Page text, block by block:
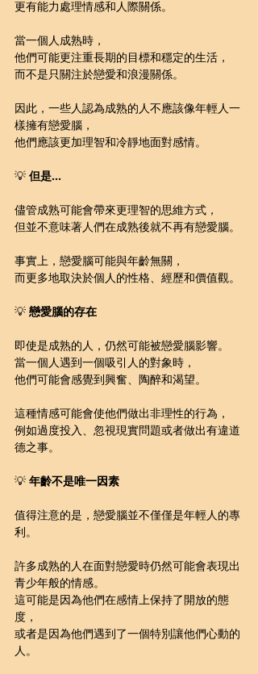
更有能力處理情感和人際關係。
當一個人成熟時，
他們可能更注重長期的目標和穩定的生活，
而不是只關注於戀愛和浪漫關係。
因此，一些人認為成熟的人不應該像年輕人一
樣擁有戀愛腦，
他們應該更加理智和冷靜地面對感情。
💡 但是...
儘管成熟可能會帶來更理智的思維方式，
但並不意味著人們在成熟後就不再有戀愛腦。
事實上，戀愛腦可能與年齡無關，
而更多地取決於個人的性格、經歷和價值觀。
💡 戀愛腦的存在
即使是成熟的人，仍然可能被戀愛腦影響。
當一個人遇到一個吸引人的對象時，
他們可能會感覺到興奮、陶醉和渴望。
這種情感可能會使他們做出非理性的行為，
例如過度投入、忽視現實問題或者做出有違道
德之事。
💡 年齡不是唯一因素
值得注意的是，戀愛腦並不僅僅是年輕人的專
利。
許多成熟的人在面對戀愛時仍然可能會表現出
青少年般的情感。
這可能是因為他們在感情上保持了開放的態
度，
或者是因為他們遇到了一個特別讓他們心動的
人。